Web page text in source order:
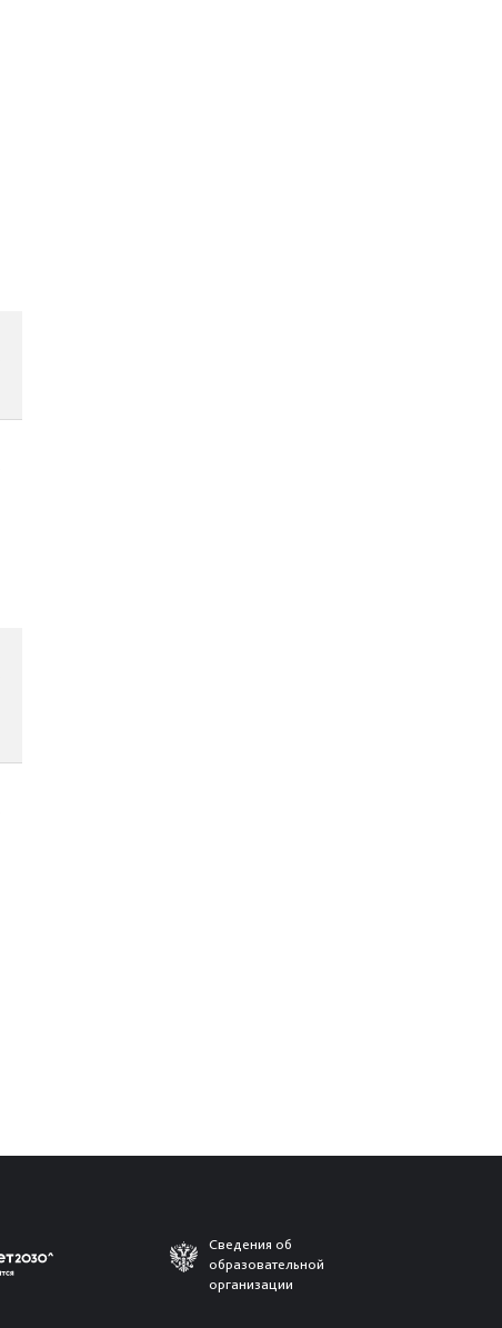
Сведения об
образовательной
организации